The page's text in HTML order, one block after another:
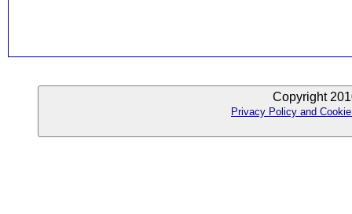
Copyright
Privacy Policy and